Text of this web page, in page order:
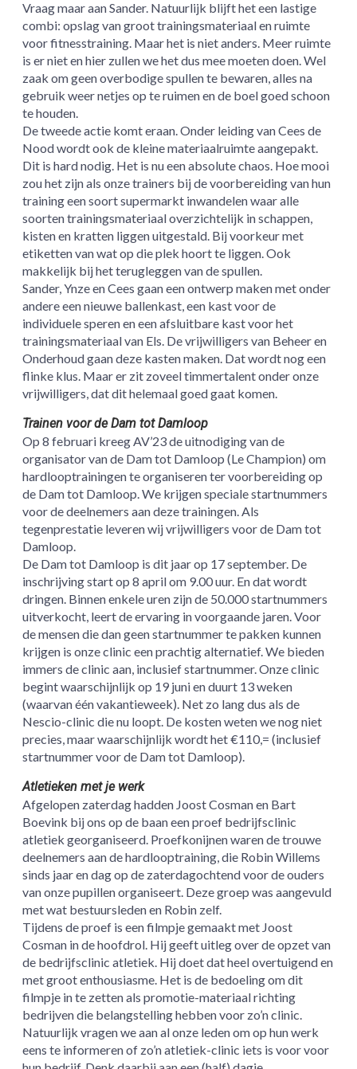
Vraag maar aan Sander. Natuurlijk blijft het een lastige
combi: opslag van groot trainingsmateriaal en ruimte
voor fitnesstraining. Maar het is niet anders. Meer ruimte
is er niet en hier zullen we het dus mee moeten doen. Wel
zaak om geen overbodige spullen te bewaren, alles na
gebruik weer netjes op te ruimen en de boel goed schoon
te houden.
De tweede actie komt eraan. Onder leiding van Cees de
Nood wordt ook de kleine materiaalruimte aangepakt.
Dit is hard nodig. Het is nu een absolute chaos. Hoe mooi
zou het zijn als onze trainers bij de voorbereiding van hun
training een soort supermarkt inwandelen waar alle
soorten trainingsmateriaal overzichtelijk in schappen,
kisten en kratten liggen uitgestald. Bij voorkeur met
etiketten van wat op die plek hoort te liggen. Ook
makkelijk bij het terugleggen van de spullen.
Sander, Ynze en Cees gaan een ontwerp maken met onder
andere een nieuwe ballenkast, een kast voor de
individuele speren en een afsluitbare kast voor het
trainingsmateriaal van Els. De vrijwilligers van Beheer en
Onderhoud gaan deze kasten maken. Dat wordt nog een
flinke klus. Maar er zit zoveel timmertalent onder onze
vrijwilligers, dat dit helemaal goed gaat komen.
Trainen voor de Dam tot Damloop
Op 8 februari kreeg AV’23 de uitnodiging van de
organisator van de Dam tot Damloop (Le Champion) om
hardlooptrainingen te organiseren ter voorbereiding op
de Dam tot Damloop. We krijgen speciale startnummers
voor de deelnemers aan deze trainingen. Als
tegenprestatie leveren wij vrijwilligers voor de Dam tot
Damloop.
De Dam tot Damloop is dit jaar op 17 september. De
inschrijving start op 8 april om 9.00 uur. En dat wordt
dringen. Binnen enkele uren zijn de 50.000 startnummers
uitverkocht, leert de ervaring in voorgaande jaren. Voor
de mensen die dan geen startnummer te pakken kunnen
krijgen is onze clinic een prachtig alternatief. We bieden
immers de clinic aan, inclusief startnummer. Onze clinic
begint waarschijnlijk op 19 juni en duurt 13 weken
(waarvan één vakantieweek). Net zo lang dus als de
Nescio-clinic die nu loopt. De kosten weten we nog niet
precies, maar waarschijnlijk wordt het €110,= (inclusief
startnummer voor de Dam tot Damloop).
Atletieken met je werk
Afgelopen zaterdag hadden Joost Cosman en Bart
Boevink bij ons op de baan een proef bedrijfsclinic
atletiek georganiseerd. Proefkonijnen waren de trouwe
deelnemers aan de hardlooptraining, die Robin Willems
sinds jaar en dag op de zaterdagochtend voor de ouders
van onze pupillen organiseert. Deze groep was aangevuld
met wat bestuursleden en Robin zelf.
Tijdens de proef is een filmpje gemaakt met Joost
Cosman in de hoofdrol. Hij geeft uitleg over de opzet van
de bedrijfsclinic atletiek. Hij doet dat heel overtuigend en
met groot enthousiasme. Het is de bedoeling om dit
filmpje in te zetten als promotie-materiaal richting
bedrijven die belangstelling hebben voor zo’n clinic.
Natuurlijk vragen we aan al onze leden om op hun werk
eens te informeren of zo’n atletiek-clinic iets is voor voor